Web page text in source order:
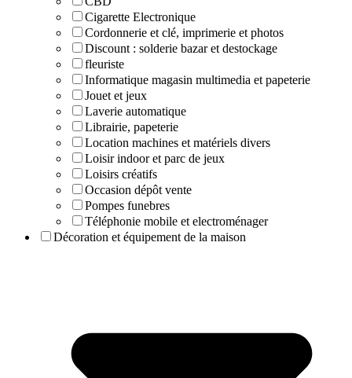
Cigarette Electronique
Cordonnerie et clé, imprimerie et photos
Discount : solderie bazar et destockage
fleuriste
Informatique magasin multimedia et papeterie
Jouet et jeux
Laverie automatique
Librairie, papeterie
Location machines et matériels divers
Loisir indoor et parc de jeux
Loisirs créatifs
Occasion dépôt vente
Pompes funebres
Téléphonie mobile et electroménager
Décoration et équipement de la maison